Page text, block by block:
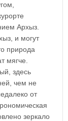
Архыз.
и могут
природа
мягче.
здесь
чем не
от
зеркало